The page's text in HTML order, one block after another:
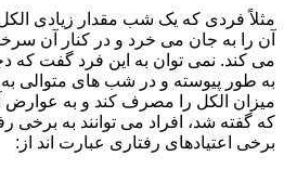
مثلاً فردی که یک شب مقدار زیادی
آن را به جان می خرد و در کنار آن
می کند. نمی توان به این فرد گفت که
به طور پیوسته و در شب های متوالی
میزان الکل را مصرف کند و به عوارض
که گفته شد، افراد می توانند به برخی
برخی اعتیادهای رفتاری عبارت اند از: